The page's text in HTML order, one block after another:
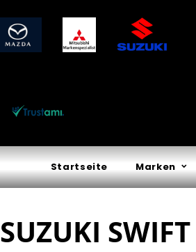
Startseite Marken
SUZUKI